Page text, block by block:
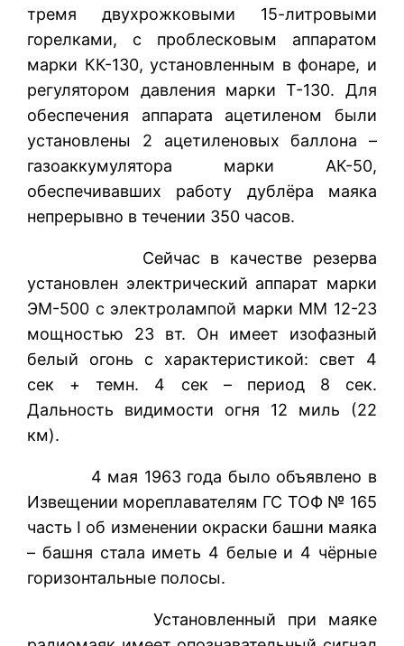
тремя двухрожковыми 15-литровыми
горелками, с проблесковым аппаратом
марки КК-130, установленным в фонаре, и
регулятором давления марки Т-130. Для
обеспечения аппарата ацетиленом были
установлены 2 ацетиленовых баллона –
газоаккумулятора марки АК-50,
обеспечивавших работу дублёра маяка
непрерывно в течении 350 часов.
Сейчас в качестве резерва
установлен электрический аппарат марки
ЭМ-500 с электролампой марки ММ 12-23
мощностью 23 вт. Он имеет изофазный
белый огонь с характеристикой: свет 4
сек + темн. 4 сек – период 8 сек.
Дальность видимости огня 12 миль (22
км).
4 мая 1963 года было объявлено в
Извещении мореплавателям ГС ТОФ № 165
часть I об изменении окраски башни маяка
– башня стала иметь 4 белые и 4 чёрные
горизонтальные полосы.
Установленный при маяке